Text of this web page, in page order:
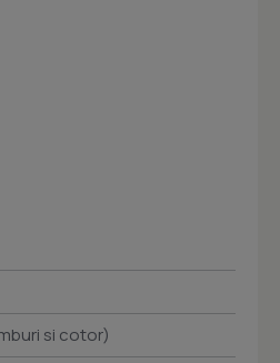
si cotor)